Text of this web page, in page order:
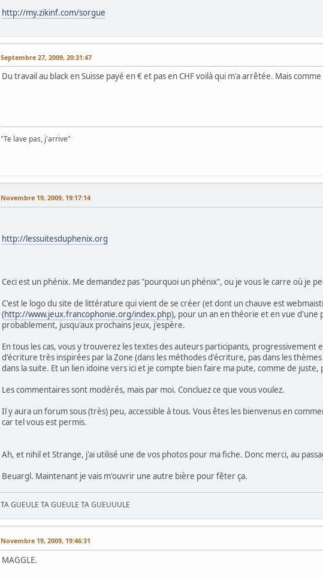
http://my.zikinf.com/sorgue
Septembre 27, 2009, 20:31:47
Du travail au black en Suisse payé en € et pas en CHF voilà qui m'a arrêtée. Mais
"Te lave pas, j'arrive"
Novembre 19, 2009, 19:17:14
http://lessuitesduphenix.org
Ceci est un phénix. Me demandez pas "pourquoi un phénix", ou je vous le carre où je
C'est le logo du site de littérature qui vient de se créer (et dont un chauve est
(http://www.jeux.francophonie.org/index.php), pour un an en théorie et en vue
probablement, jusqu'aux prochains Jeux, j'espère.
En tous les cas, vous y trouverez les textes des auteurs participants,
d'écriture très inspirées par la Zone (dans les méthodes d'écriture, pas dans les
dans la suite. Et un lien idoine vers ici et je compte bien faire ma pute, comme de
Les commentaires sont modérés, mais par moi. Concluez ce que vous voulez.
Il y aura un forum sous (très) peu, accessible à tous. Vous êtes les bienvenus en
car tel vous est permis.
Ah, et nihil et Strange, j'ai utilisé une de vos photos pour ma fiche. Donc merci, au
Beuargl. Maintenant je vais m'ouvrir une autre bière pour fêter ça.
TA GUEULE TA GUEULE TA GUEUUULE
Novembre 19, 2009, 19:46:31
MAGGLE.